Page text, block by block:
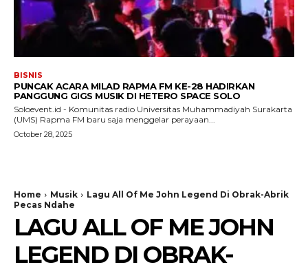
BISNIS
PUNCAK ACARA MILAD RAPMA FM KE-28 HADIRKAN
PANGGUNG GIGS MUSIK DI HETERO SPACE SOLO
Soloevent.id - Komunitas radio Universitas Muhammadiyah Surakarta
(UMS) Rapma FM baru saja menggelar perayaan...
October 28, 2025